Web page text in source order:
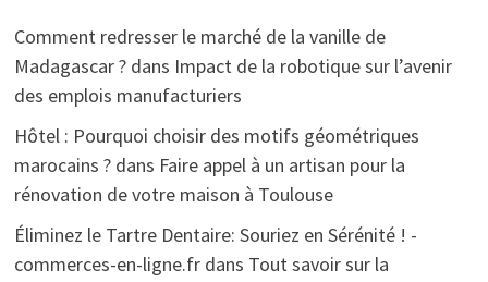
Comment redresser le marché de la vanille de
Madagascar ?dans Impact de la robotique sur l’avenir
des emplois manufacturiers
Hôtel : Pourquoi choisir des motifs géométriques
marocains ?dans Faire appel à un artisan pour la
rénovation de votre maison à Toulouse
Éliminez le Tartre Dentaire: Souriez en Sérénité ! -
commerces-en-ligne.frdans Tout savoir sur la